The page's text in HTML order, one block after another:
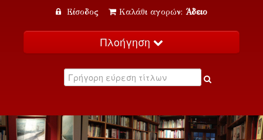
Είσοδος Καλάθι αγορών: Άδειο
Πλοήγηση
Κατάλογος
Εκδηλώσεις